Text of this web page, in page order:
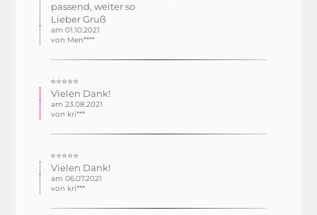
passend, weiter so
Lieber Gruß
am 01.10.2021
von Men****
⭐⭐⭐⭐⭐
Vielen Dank!
am 23.08.2021
von kri***
⭐⭐⭐⭐⭐
Vielen Dank!
am 06.07.2021
von kri***